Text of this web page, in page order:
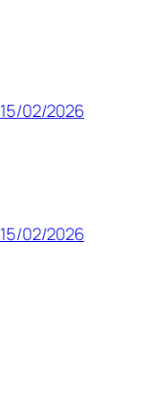
15/02/2026
15/02/2026